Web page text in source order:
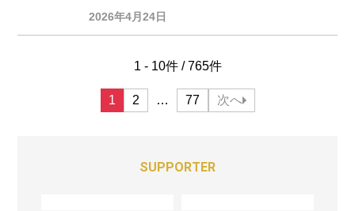
レーサー気分
2026年4月24日
1 - 10件 / 765件
1 2 … 77 次へ
SUPPORTER